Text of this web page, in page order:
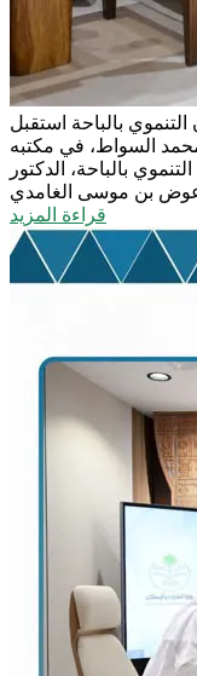
بالباحة استقبل
السواط، في مكتبه
بالباحة، الدكتور
قراءة المزيد